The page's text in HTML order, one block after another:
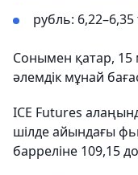
рубль: 6,22–6,35
Сонымен қатар,
әлемдік мұнай
ICE Futures
шілде айындағы
барреліне 109,15